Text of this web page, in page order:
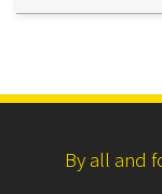
By all and